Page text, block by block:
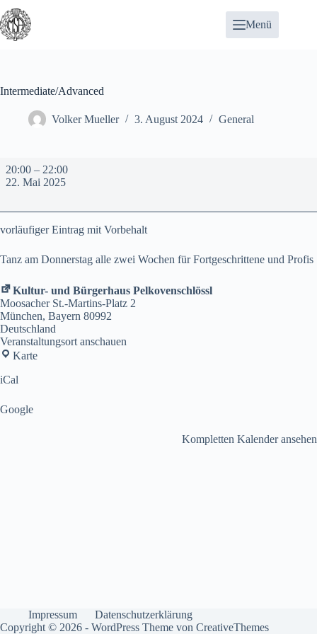
Inhalt
springen
Menü
Intermediate/Advanced
Volker Mueller 3. August 2024 General
Intermediate/Advanced
20:00 – 22:00
22. Mai 2025
vorläufiger Eintrag mit Vorbehalt
Tanz am Donnerstag alle zwei Wochen für Fortgeschrittene und Profis
Kultur- und Bürgerhaus Pelkovenschlössl
Moosacher St.-Martins-Platz 2
München, Bayern 80992
Deutschland
Veranstaltungsort anschauen
KarteKultur-
iCal
Google
Kompletten Kalender ansehen
Impressum
Datenschutzerklärung
Copyright © 2026 - WordPress Theme von CreativeThemes